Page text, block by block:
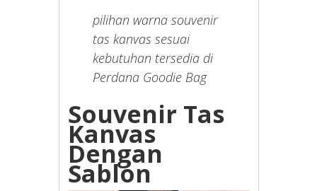
pilihan warna souvenir
tas kanvas sesuai
kebutuhan tersedia di
Perdana Goodie Bag
Souvenir Tas
Kanvas
Dengan
Sablon